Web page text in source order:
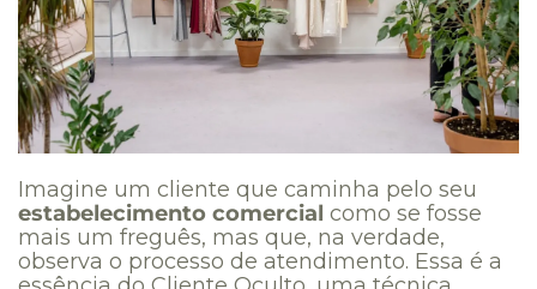
Imagine um cliente que caminha pelo seu
estabelecimento comercial como se fosse
mais um freguês, mas que, na verdade,
observa o processo de atendimento. Essa é a